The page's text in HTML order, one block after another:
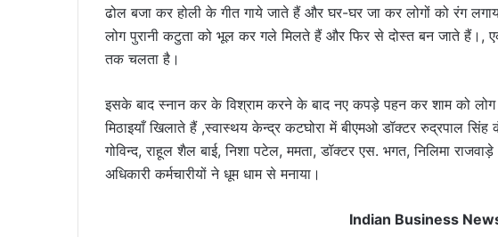
ढोल बजा कर होली के गीत गाये जाते हैं और घर-घर जा कर लोगों को रंग
लोग पुरानी कटुता को भूल कर गले मिलते हैं और फिर से दोस्त बन जाते हैं।,
तक चलता है।
इसके बाद स्नान कर के विश्राम करने के बाद नए कपड़े पहन कर शाम को
मिठाइयाँ खिलाते हैं ,स्वास्थय केन्द्र कटघोरा में बीएमओ डॉक्टर रुद्रपाल
गोविन्द, राहूल शैल बाई, निशा पटेल, ममता, डॉक्टर एस. भगत, निलिमा
अधिकारी कर्मचारीयों ने धूम धाम से मनाया।
Indian Business